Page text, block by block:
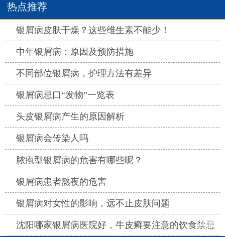
热点推荐
银屑病皮肤干燥？这些维生素不能少！
中年银屑病：原因及预防措施
不同部位银屑病，护理方法有差异
银屑病忌口“发物”一览表
头皮银屑病产生的原因解析
银屑病会传染人吗
脓疱型银屑病的危害有哪些呢？
银屑病患者熬夜的危害
银屑病对女性的影响，远不止皮肤问题
沈阳哪家银屑病医院好，牛皮癣要注意的饮食禁忌
热点